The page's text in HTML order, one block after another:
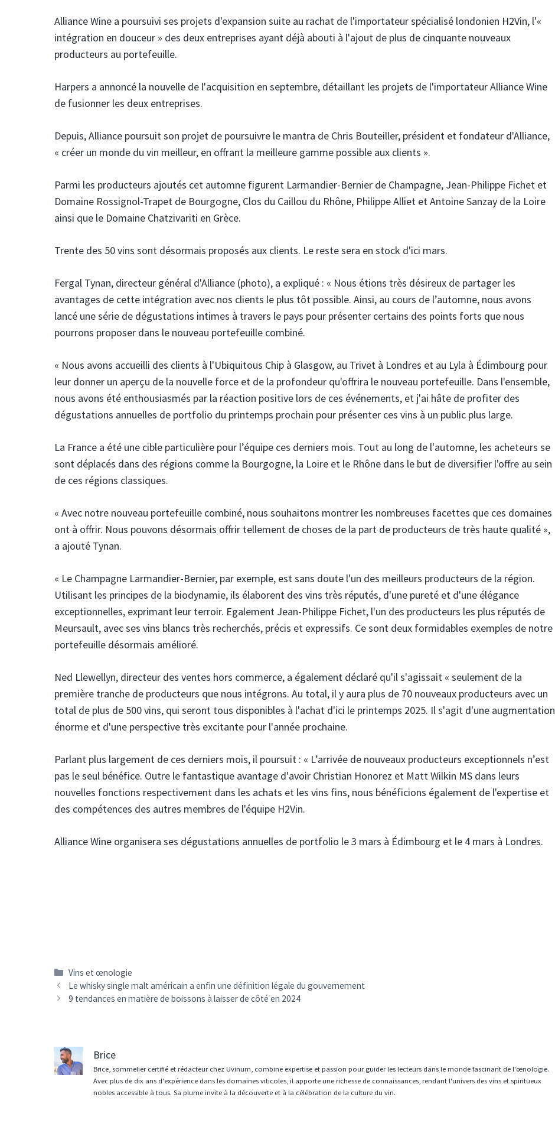
Alliance Wine a poursuivi ses projets d'expansion suite au rachat de l'importateur spécialisé londonien H2Vin, l'«
intégration en douceur » des deux entreprises ayant déjà abouti à l'ajout de plus de cinquante nouveaux
producteurs au portefeuille.
Harpers a annoncé la nouvelle de l'acquisition en septembre, détaillant les projets de l'importateur Alliance Wine
de fusionner les deux entreprises.
Depuis, Alliance poursuit son projet de poursuivre le mantra de Chris Bouteiller, président et fondateur d'Alliance,
« créer un monde du vin meilleur, en offrant la meilleure gamme possible aux clients ».
Parmi les producteurs ajoutés cet automne figurent Larmandier-Bernier de Champagne, Jean-Philippe Fichet et
Domaine Rossignol-Trapet de Bourgogne, Clos du Caillou du Rhône, Philippe Alliet et Antoine Sanzay de la Loire
ainsi que le Domaine Chatzivariti en Grèce.
Trente des 50 vins sont désormais proposés aux clients. Le reste sera en stock d'ici mars.
Fergal Tynan, directeur général d'Alliance (photo), a expliqué : « Nous étions très désireux de partager les
avantages de cette intégration avec nos clients le plus tôt possible. Ainsi, au cours de l’automne, nous avons
lancé une série de dégustations intimes à travers le pays pour présenter certains des points forts que nous
pourrons proposer dans le nouveau portefeuille combiné.
« Nous avons accueilli des clients à l'Ubiquitous Chip à Glasgow, au Trivet à Londres et au Lyla à Édimbourg pour
leur donner un aperçu de la nouvelle force et de la profondeur qu'offrira le nouveau portefeuille. Dans l'ensemble,
nous avons été enthousiasmés par la réaction positive lors de ces événements, et j'ai hâte de profiter des
dégustations annuelles de portfolio du printemps prochain pour présenter ces vins à un public plus large.
La France a été une cible particulière pour l’équipe ces derniers mois. Tout au long de l'automne, les acheteurs se
sont déplacés dans des régions comme la Bourgogne, la Loire et le Rhône dans le but de diversifier l'offre au sein
de ces régions classiques.
« Avec notre nouveau portefeuille combiné, nous souhaitons montrer les nombreuses facettes que ces domaines
ont à offrir. Nous pouvons désormais offrir tellement de choses de la part de producteurs de très haute qualité »,
a ajouté Tynan.
« Le Champagne Larmandier-Bernier, par exemple, est sans doute l'un des meilleurs producteurs de la région.
Utilisant les principes de la biodynamie, ils élaborent des vins très réputés, d'une pureté et d'une élégance
exceptionnelles, exprimant leur terroir. Egalement Jean-Philippe Fichet, l'un des producteurs les plus réputés de
Meursault, avec ses vins blancs très recherchés, précis et expressifs. Ce sont deux formidables exemples de notre
portefeuille désormais amélioré.
Ned Llewellyn, directeur des ventes hors commerce, a également déclaré qu'il s'agissait « seulement de la
première tranche de producteurs que nous intégrons. Au total, il y aura plus de 70 nouveaux producteurs avec un
total de plus de 500 vins, qui seront tous disponibles à l'achat d'ici le printemps 2025. Il s'agit d'une augmentation
énorme et d'une perspective très excitante pour l'année prochaine.
Parlant plus largement de ces derniers mois, il poursuit : « L’arrivée de nouveaux producteurs exceptionnels n’est
pas le seul bénéfice. Outre le fantastique avantage d'avoir Christian Honorez et Matt Wilkin MS dans leurs
nouvelles fonctions respectivement dans les achats et les vins fins, nous bénéficions également de l'expertise et
des compétences des autres membres de l'équipe H2Vin.
Alliance Wine organisera ses dégustations annuelles de portfolio le 3 mars à Édimbourg et le 4 mars à Londres.
Catégories
Vins et œnologie
Navigation
des
Le whisky single malt américain a enfin une définition légale du gouvernement
9 tendances en matière de boissons à laisser de côté en 2024
Brice
Brice, sommelier certifié et rédacteur chez Uvinum, combine expertise et passion pour guider les lecteurs dans le monde fascinant de l'œnologie.
Avec plus de dix ans d'expérience dans les domaines viticoles, il apporte une richesse de connaissances, rendant l'univers des vins et spiritueux
nobles accessible à tous. Sa plume invite à la découverte et à la célébration de la culture du vin.